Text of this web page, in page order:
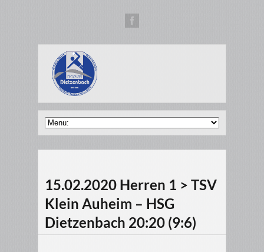
15.02.2020 Herren 1 > TSV
Klein Auheim – HSG
Dietzenbach 20:20 (9:6)